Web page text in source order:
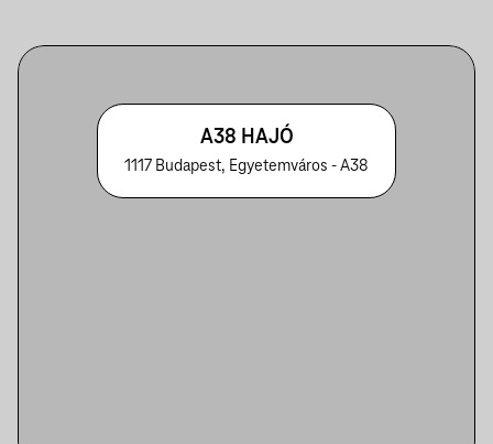
A38 HAJÓ
1117 Budapest, Egyetemváros - A38